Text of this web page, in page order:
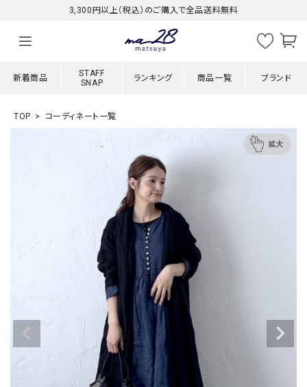
3,300円以上（税込）のご購入で全品送料無料
新着商品
STAFF
SNAP
ランキング 商品一覧 ブランド
TOP コーディネート一覧